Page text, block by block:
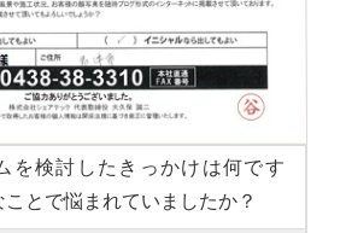
を検討したきっかけは何です
とで悩まれていましたか？